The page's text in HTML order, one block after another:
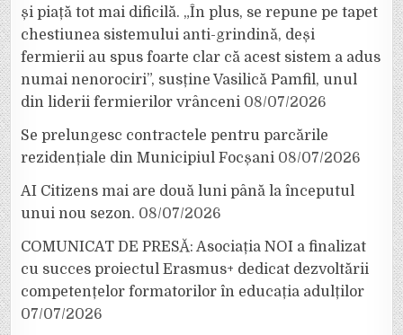
și piață tot mai dificilă. „În plus, se repune pe tapet
chestiunea sistemului anti-grindină, deși
fermierii au spus foarte clar că acest sistem a adus
numai nenorociri”, susține Vasilică Pamfil, unul
din liderii fermierilor vrânceni 08/07/2026
Se prelungesc contractele pentru parcările
rezidențiale din Municipiul Focșani 08/07/2026
AI Citizens mai are două luni până la începutul
unui nou sezon. 08/07/2026
COMUNICAT DE PRESĂ: Asociația NOI a finalizat
cu succes proiectul Erasmus+ dedicat dezvoltării
competențelor formatorilor în educația adulților
07/07/2026